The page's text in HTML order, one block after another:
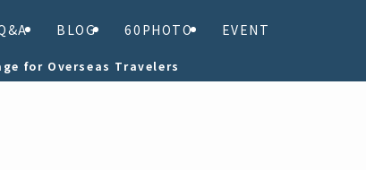
BLOG 60PHOTO EVENT
for Overseas Travelers